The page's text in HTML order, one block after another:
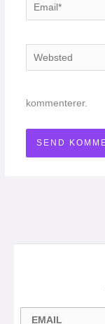
Email*
Websted
kommenterer.